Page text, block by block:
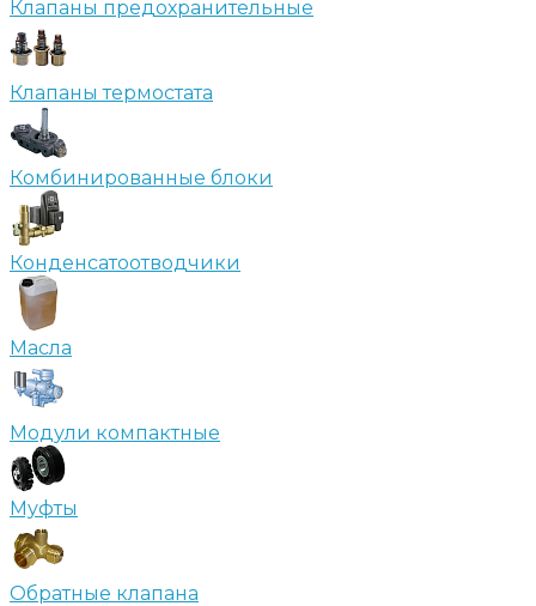
Клапаны предохранительные
Клапаны термостата
Комбинированные блоки
Конденсатоотводчики
Масла
Модули компактные
Муфты
Обратные клапана